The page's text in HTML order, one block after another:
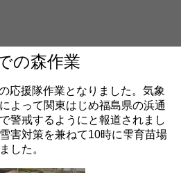
の森作業
応援隊作業となりました。気象
よって関東はじめ福島県の浜通
警戒するようにと報道されまし
害対策を兼ねて10時に雫育苗場
した。